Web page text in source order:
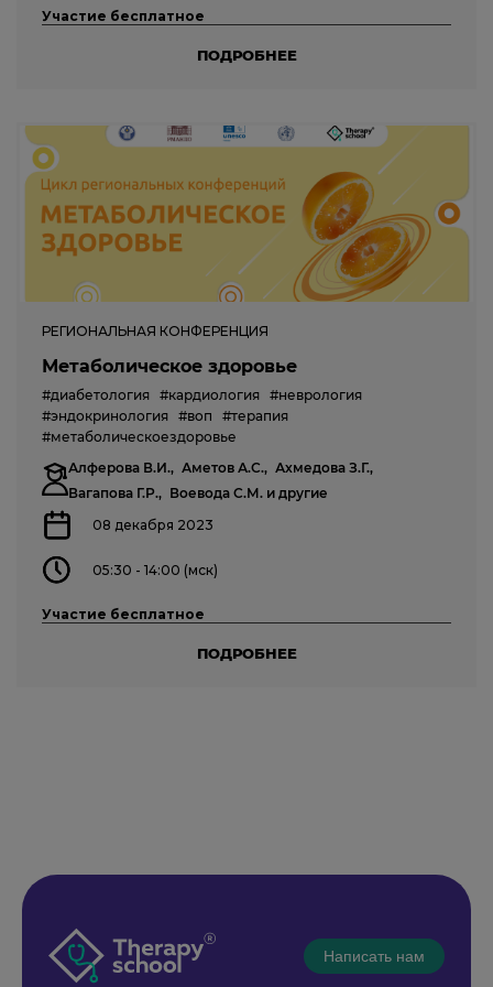
Участие бесплатное
ПОДРОБНЕЕ
РЕГИОНАЛЬНАЯ КОНФЕРЕНЦИЯ
Метаболическое здоровье
#диабетология #кардиология #неврология
#эндокринология #воп
#терапия
#метаболическоездоровье
Алферова В.И., Аметов А.С., Ахмедова З.Г.,
Вагапова Г.Р., Воевода С.М. и другие
08 декабря 2023
05:30 - 14:00 (мск)
Участие бесплатное
ПОДРОБНЕЕ
Написать нам